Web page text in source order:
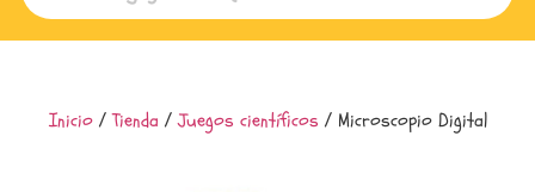
Inicio/Tienda /Juegos científicos / Microscopio Digital